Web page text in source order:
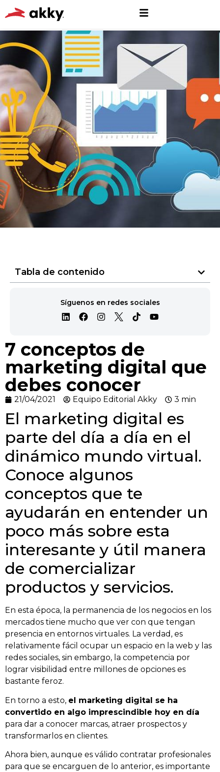
Tabla de contenido
Síguenos en redes sociales
7 conceptos de
marketing digital que
debes conocer
21/04/2021 Equipo Editorial Akky 3 min
El marketing digital es
parte del día a día en el
dinámico mundo virtual.
Conoce algunos
conceptos que te
ayudarán en entender un
poco más sobre esta
interesante y útil manera
de comercializar
productos y servicios.
En esta época, la permanencia de los negocios en los
mercados tiene mucho que ver con que tengan
presencia en entornos virtuales. La verdad, es
relativamente fácil ocupar un espacio en la web y las
redes sociales, sin embargo, la competencia por
lograr visibilidad entre millones de opciones es
bastante feroz.
En torno a esto, el marketing digital se ha
convertido en algo imprescindible hoy en día
para dar a conocer marcas, atraer prospectos y
transformarlos en clientes.
Ahora bien, aunque es válido contratar profesionales
para que se encarguen de lo anterior, es importante